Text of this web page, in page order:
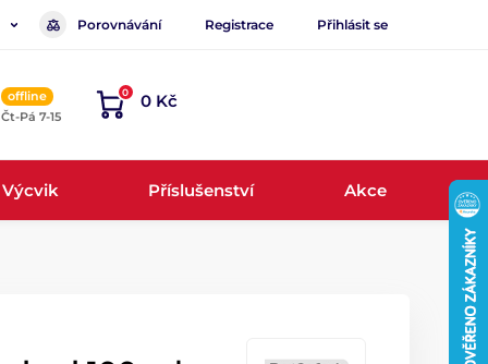
Porovnávání Registrace Přihlásit se
offline
Pá 7-15
0 0 Kč
Výcvik Příslušenství Akce